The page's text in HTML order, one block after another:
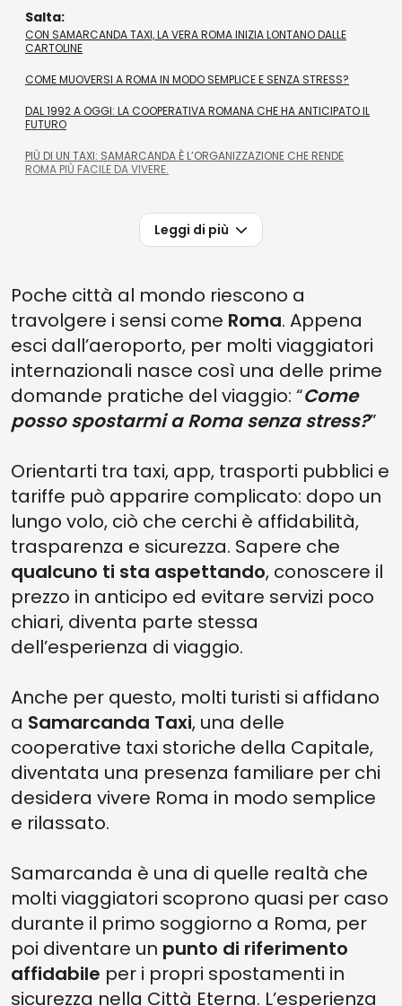
Salta:
CON SAMARCANDA TAXI, LA VERA ROMA INIZIA LONTANO DALLE
CARTOLINE
COME MUOVERSI A ROMA IN MODO SEMPLICE E SENZA STRESS?
DAL 1992 A OGGI: LA COOPERATIVA ROMANA CHE HA ANTICIPATO IL
FUTURO
PIÙ DI UN TAXI: SAMARCANDA È L’ORGANIZZAZIONE CHE RENDE
ROMA PIÙ FACILE DA VIVERE.
Leggi di più
Poche città al mondo riescono a
travolgere i sensi come Roma. Appena
esci dall’aeroporto, per molti viaggiatori
internazionali nasce così una delle prime
domande pratiche del viaggio: “Come
posso spostarmi a Roma senza stress?”
Orientarti tra taxi, app, trasporti pubblici e
tariffe può apparire complicato: dopo un
lungo volo, ciò che cerchi è affidabilità,
trasparenza e sicurezza. Sapere che
qualcuno ti sta aspettando, conoscere il
prezzo in anticipo ed evitare servizi poco
chiari, diventa parte stessa
dell’esperienza di viaggio.
Anche per questo, molti turisti si affidano
a Samarcanda Taxi, una delle
cooperative taxi storiche della Capitale,
diventata una presenza familiare per chi
desidera vivere Roma in modo semplice
e rilassato.
Samarcanda è una di quelle realtà che
molti viaggiatori scoprono quasi per caso
durante il primo soggiorno a Roma, per
poi diventare un punto di riferimento
affidabile per i propri spostamenti in
sicurezza nella Città Eterna. L’esperienza